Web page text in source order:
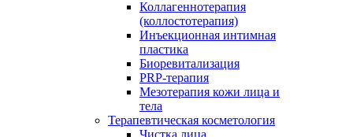
Коллагеннотерапия
(коллостотерапия)
Инъекционная интимная
пластика
Биоревитализация
PRP-терапия
Мезотерапия кожи лица и
тела
Терапевтическая косметология
Чистка лица